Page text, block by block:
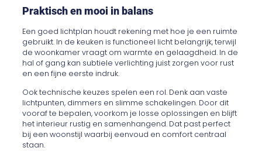
Praktisch en mooi in balans
Een goed lichtplan houdt rekening met hoe je een ruimte
gebruikt. In de keuken is functioneel licht belangrijk, terwijl
de woonkamer vraagt om warmte en gelaagdheid. In de
hal of gang kan subtiele verlichting juist zorgen voor rust
en een fijne eerste indruk.
Ook technische keuzes spelen een rol. Denk aan vaste
lichtpunten, dimmers en slimme schakelingen. Door dit
vooraf te bepalen, voorkom je losse oplossingen en blijft
het interieur rustig en samenhangend. Dat past perfect
bij een woonstijl waarbij eenvoud en comfort centraal
staan.